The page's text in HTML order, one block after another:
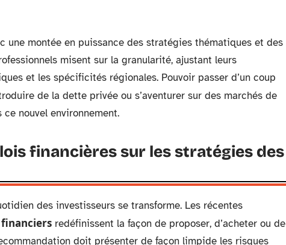
une montée en puissance des stratégies thématiques et des
misent sur la granularité, ajustant leurs
et les spécificités régionales. Pouvoir passer d’un coup
de la dette privée ou s’aventurer sur des marchés de
nouvel environnement.
financières sur les stratégies des
des investisseurs se transforme. Les récentes
redéfinissent la façon de proposer, d’acheter ou de
doit présenter de façon limpide les risques